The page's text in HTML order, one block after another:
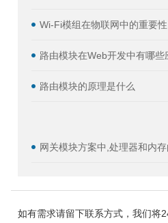
Wi-Fi模组在物联网中的重要性
路由模块在Web开发中有哪些
路由模块的原理是什么
网关模块方案中,处理器和内
如有需求请留下联系方式，我们将